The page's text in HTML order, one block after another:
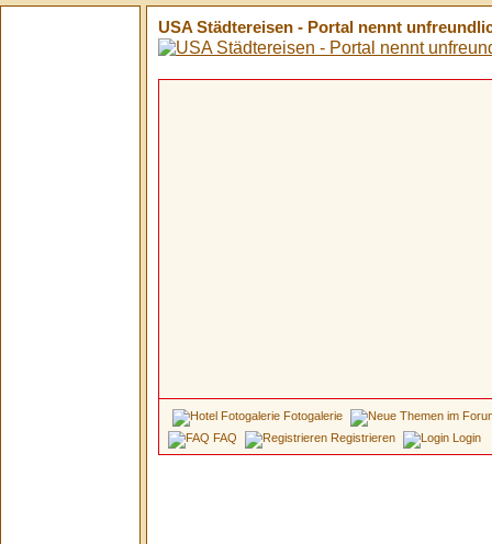
USA Städtereisen - Portal nennt
Fotogalerie
FAQ
Registrieren Login